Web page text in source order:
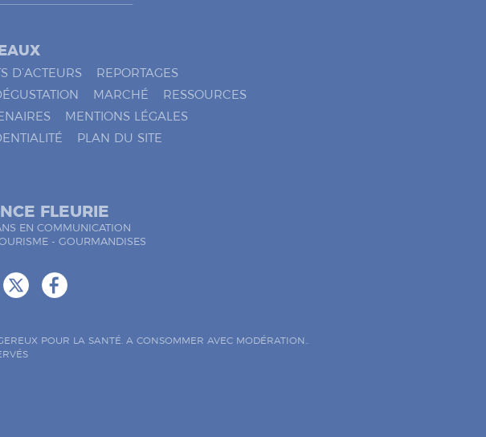
D’ACTEURS
REPORTAGES
MARCHÉ
RESSOURCES
MENTIONS LÉGALES
PLAN DU SITE
FLEURIE
EN COMMUNICATION
- GOURMANDISES
POUR LA SANTÉ. A CONSOMMER AVEC MODÉRATION..